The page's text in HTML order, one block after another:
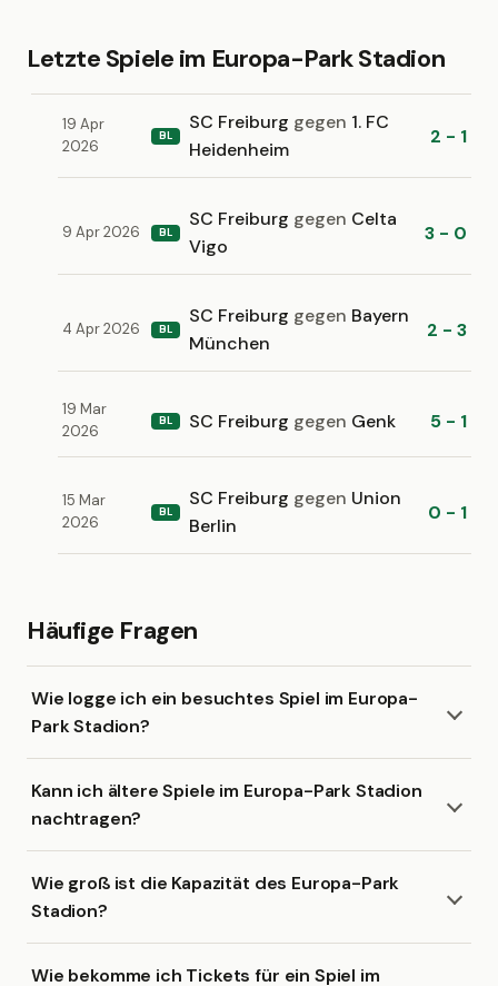
Letzte Spiele im Europa-Park Stadion
19 Apr
2026
BL
SC Freiburg gegen 1. FC
Heidenheim
2 - 1
9 Apr 2026 BL
SC Freiburg gegen Celta
Vigo
3 - 0
4 Apr 2026 BL
SC Freiburg gegen Bayern
München
2 - 3
19 Mar
2026
BL SC Freiburg gegen Genk 5 - 1
15 Mar
2026
BL
SC Freiburg gegen Union
Berlin
0 - 1
Häufige Fragen
Wie logge ich ein besuchtes Spiel im Europa-
Park Stadion?
Kann ich ältere Spiele im Europa-Park Stadion
nachtragen?
Wie groß ist die Kapazität des Europa-Park
Stadion?
Wie bekomme ich Tickets für ein Spiel im